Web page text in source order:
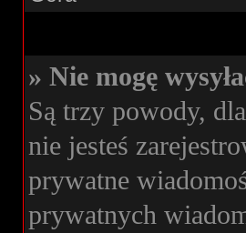
» Nie mogę
Są trzy powody,
nie jesteś
prywatne
prywatnych